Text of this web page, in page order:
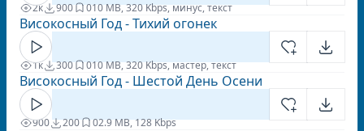
2к 900 010 MB, 320 Kbps, минус, текст
Високосный Год - Тихий огонек
1к 300 010 MB, 320 Kbps, мастер, текст
Високосный Год - Шестой День Осени
900 200 02.9 MB, 128 Kbps